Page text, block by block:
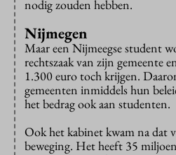
nodig zouden hebben.
Nijmegen
Maar een Nijmeegse student
rechtszaak van zijn gemeente
1.300 euro toch krijgen.
gemeenten inmiddels hun
het bedrag ook aan studenten.
Ook het kabinet kwam na dat
beweging. Het heeft 35